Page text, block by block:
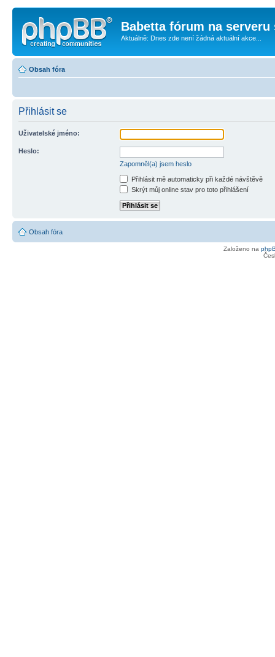
Babetta fórum na serveru
Aktuálně: Dnes zde není žádná aktuální akce...
Obsah fóra
Přihlásit se
Uživatelské jméno:
Heslo:
Zapomněl(a) jsem heslo
Přihlásit mě automaticky při každé návštěvě
Skrýt můj online stav pro toto přihlášení
Obsah fóra
Založeno na